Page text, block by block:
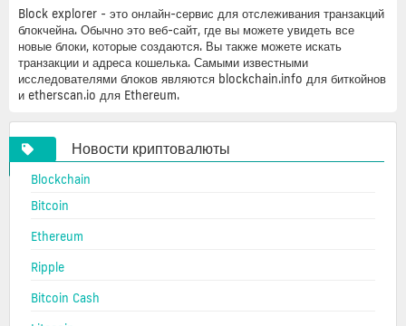
Block explorer - это онлайн-сервис для отслеживания транзакций
блокчейна. Обычно это веб-сайт, где вы можете увидеть все
новые блоки, которые создаются. Вы также можете искать
транзакции и адреса кошелька. Самыми известными
исследователями блоков являются blockchain.info для биткойнов
и etherscan.io для Ethereum.
Новости криптовалюты
Blockchain
Bitcoin
Ethereum
Ripple
Bitcoin Cash